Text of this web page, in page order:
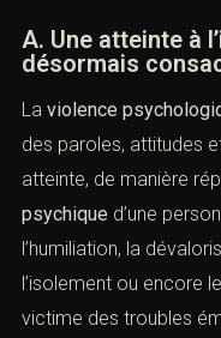
A. Une atteinte à
désormais
La violence
des paroles, attitudes
atteinte, de manière
psychique d’une
l’humiliation, la
l’isolement ou encore
victime des troubles